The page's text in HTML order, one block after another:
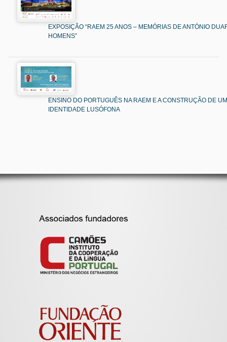
EXPOSIÇÃO “RAEM 25 ANOS – MEMÓRIAS DE ANTÓNIO
HOMENS”
ENSINO DO PORTUGUÊS NA RAEM E A CONSTRUÇÃO DE
IDENTIDADE LUSÓFONA